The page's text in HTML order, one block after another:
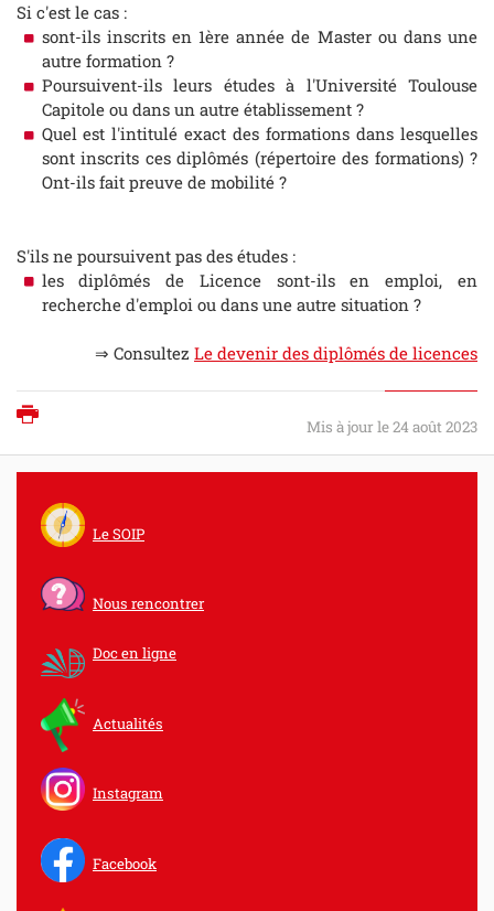
Si c'est le cas :
sont-ils inscrits en 1ère année de Master ou dans une
autre formation ?
Poursuivent-ils leurs études à l'Université Toulouse
Capitole ou dans un autre établissement ?
Quel est l'intitulé exact des formations dans lesquelles
sont inscrits ces diplômés (répertoire des formations) ?
Ont-ils fait preuve de mobilité ?
S'ils ne poursuivent pas des études :
les diplômés de Licence sont-ils en emploi, en
recherche d'emploi ou dans une autre situation ?
⇒ Consultez Le devenir des diplômés de licences
Mis à jour le 24 août 2023
Le SOIP
Nous rencontrer
Doc en ligne
Actualités
Instagram
Facebook